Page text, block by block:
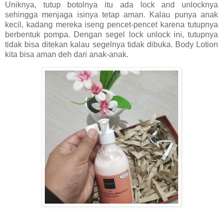
Uniknya, tutup botolnya itu ada lock and unlocknya
sehingga menjaga isinya tetap aman. Kalau punya anak
kecil, kadang mereka iseng pencet-pencet karena tutupnya
berbentuk pompa. Dengan segel lock unlock ini, tutupnya
tidak bisa ditekan kalau segelnya tidak dibuka. Body Lotion
kita bisa aman deh dari anak-anak.